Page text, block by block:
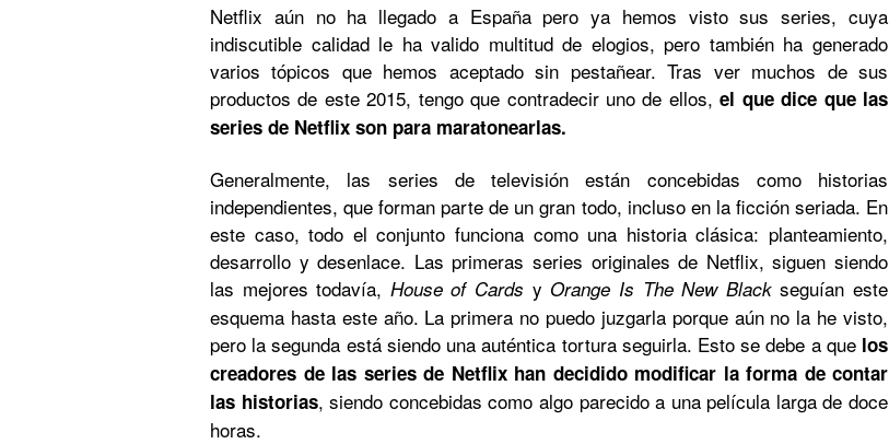
Netflix aún no ha llegado a España pero ya hemos visto sus series, cuya
indiscutible calidad le ha valido multitud de elogios, pero también ha generado
varios tópicos que hemos aceptado sin pestañear. Tras ver muchos de sus
productos de este 2015, tengo que contradecir uno de ellos,el que dice que las
series de Netflix son para maratonearlas.
Generalmente, las series de televisión están concebidas como historias
independientes, que forman parte de un gran todo, incluso en la ficción seriada. En
este caso, todo el conjunto funciona como una historia clásica: planteamiento,
desarrollo y desenlace. Las primeras series originales de Netflix, siguen siendo
las mejores todavía, House of Cards y Orange Is The New Blackseguían este
esquema hasta este año. La primera no puedo juzgarla porque aún no la he visto,
pero la segunda está siendo una auténtica tortura seguirla. Esto se debe a quelos
creadores de las series de Netflix han decidido modificar la forma de contar
las historias, siendo concebidas como algo parecido a una película larga de doce
horas.